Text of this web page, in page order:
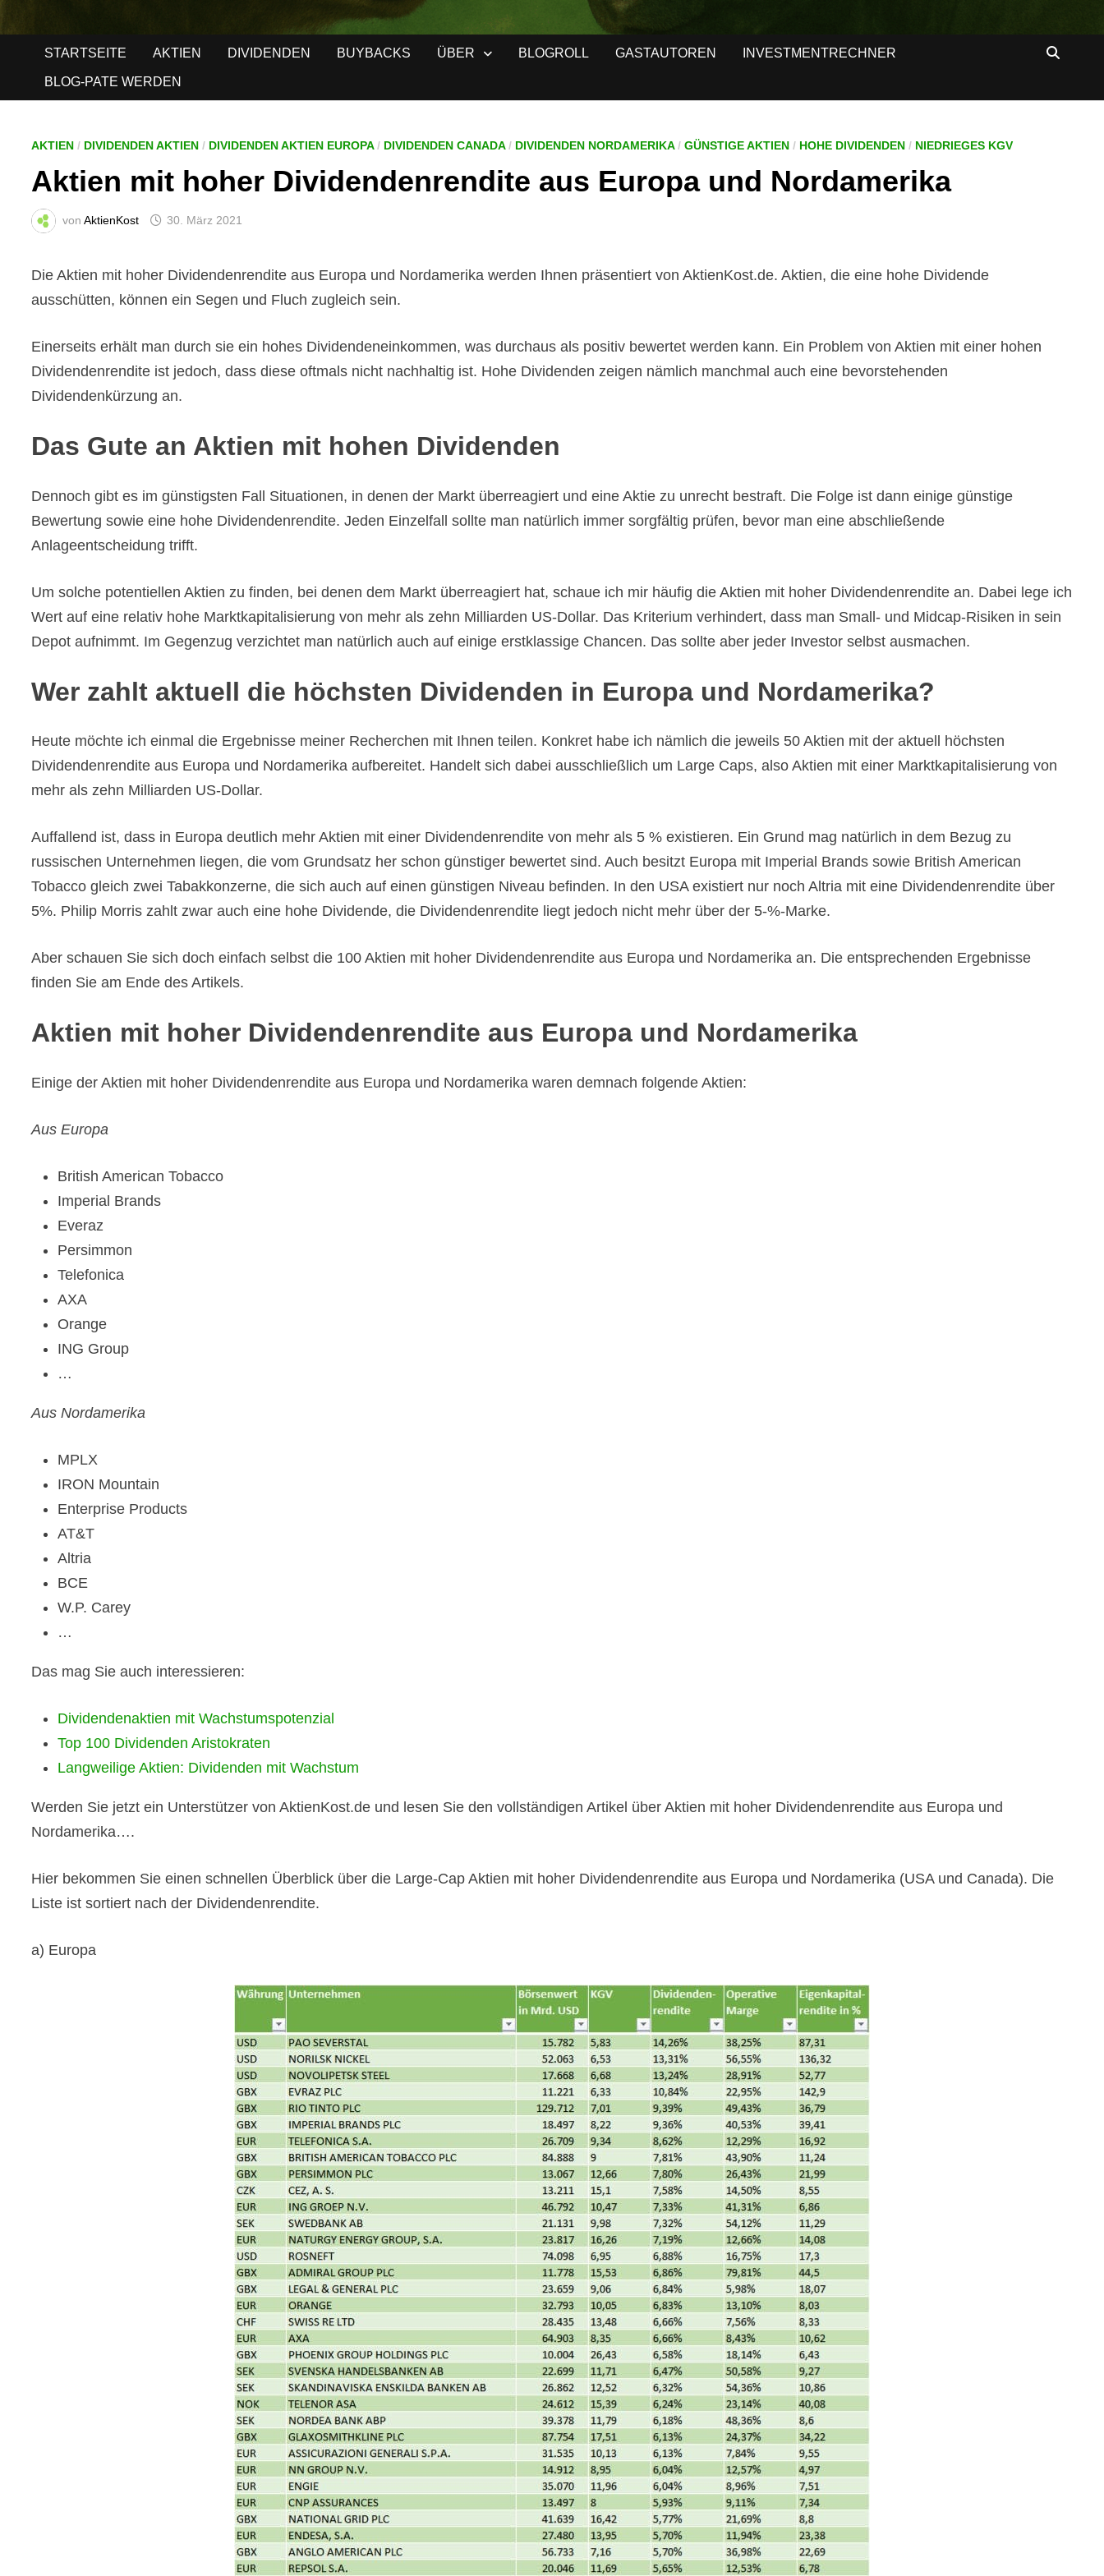
STARTSEITE AKTIEN DIVIDENDEN BUYBACKS ÜBER BLOGROLL GASTAUTOREN INVESTMENTRECHNER
BLOG-PATE WERDEN
AKTIEN / DIVIDENDEN AKTIEN / DIVIDENDEN AKTIEN EUROPA/ DIVIDENDEN CANADA/ DIVIDENDEN NORDAMERIKA/GÜNSTIGE AKTIEN / HOHE DIVIDENDEN / NIEDRIEGES KGV
Aktien mit hoher Dividendenrendite aus Europa und Nordamerika
vonAktienKost 30. März 2021
Die Aktien mit hoher Dividendenrendite aus Europa und Nordamerika werden Ihnen präsentiert von AktienKost.de. Aktien, die eine hohe Dividende
ausschütten, können ein Segen und Fluch zugleich sein.
Einerseits erhält man durch sie ein hohes Dividendeneinkommen, was durchaus als positiv bewertet werden kann. Ein Problem von Aktien mit einer hohen
Dividendenrendite ist jedoch, dass diese oftmals nicht nachhaltig ist. Hohe Dividenden zeigen nämlich manchmal auch eine bevorstehenden
Dividendenkürzung an.
Das Gute an Aktien mit hohen Dividenden
Dennoch gibt es im günstigsten Fall Situationen, in denen der Markt überreagiert und eine Aktie zu unrecht bestraft. Die Folge ist dann einige günstige
Bewertung sowie eine hohe Dividendenrendite. Jeden Einzelfall sollte man natürlich immer sorgfältig prüfen, bevor man eine abschließende
Anlageentscheidung trifft.
Um solche potentiellen Aktien zu finden, bei denen dem Markt überreagiert hat, schaue ich mir häufig die Aktien mit hoher Dividendenrendite an. Dabei lege ich
Wert auf eine relativ hohe Marktkapitalisierung von mehr als zehn Milliarden US-Dollar. Das Kriterium verhindert, dass man Small- und Midcap-Risiken in sein
Depot aufnimmt. Im Gegenzug verzichtet man natürlich auch auf einige erstklassige Chancen. Das sollte aber jeder Investor selbst ausmachen.
Wer zahlt aktuell die höchsten Dividenden in Europa und Nordamerika?
Heute möchte ich einmal die Ergebnisse meiner Recherchen mit Ihnen teilen. Konkret habe ich nämlich die jeweils 50 Aktien mit der aktuell höchsten
Dividendenrendite aus Europa und Nordamerika aufbereitet. Handelt sich dabei ausschließlich um Large Caps, also Aktien mit einer Marktkapitalisierung von
mehr als zehn Milliarden US-Dollar.
Auffallend ist, dass in Europa deutlich mehr Aktien mit einer Dividendenrendite von mehr als 5 % existieren. Ein Grund mag natürlich in dem Bezug zu
russischen Unternehmen liegen, die vom Grundsatz her schon günstiger bewertet sind. Auch besitzt Europa mit Imperial Brands sowie British American
Tobacco gleich zwei Tabakkonzerne, die sich auch auf einen günstigen Niveau befinden. In den USA existiert nur noch Altria mit eine Dividendenrendite über
5%. Philip Morris zahlt zwar auch eine hohe Dividende, die Dividendenrendite liegt jedoch nicht mehr über der 5-%-Marke.
Aber schauen Sie sich doch einfach selbst die 100 Aktien mit hoher Dividendenrendite aus Europa und Nordamerika an. Die entsprechenden Ergebnisse
finden Sie am Ende des Artikels.
Aktien mit hoher Dividendenrendite aus Europa und Nordamerika
Einige der Aktien mit hoher Dividendenrendite aus Europa und Nordamerikawaren demnach folgende Aktien:
Aus Europa
British American Tobacco
Imperial Brands
Everaz
Persimmon
Telefonica
AXA
Orange
ING Group
…
Aus Nordamerika
MPLX
IRON Mountain
Enterprise Products
AT&T
Altria
BCE
W.P. Carey
…
Das mag Sie auch interessieren:
Dividendenaktien mit Wachstumspotenzial
Top 100 Dividenden Aristokraten
Langweilige Aktien: Dividenden mit Wachstum
Werden Sie jetzt ein Unterstützer von AktienKost.de und lesen Sie den vollständigen Artikel überAktien mit hoher Dividendenrendite aus Europa und
Nordamerika….
Hier bekommen Sie einen schnellen Überblick über die Large-Cap Aktien mit hoher Dividendenrendite aus Europa und Nordamerika (USA und Canada). Die
Liste ist sortiert nach der Dividendenrendite.
a) Europa